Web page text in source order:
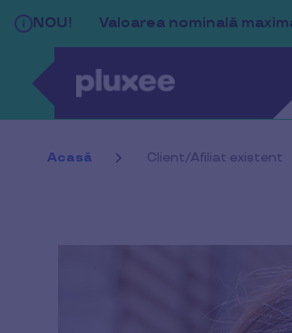
Sari la conținutul principal
Acasă Client/Afiliat existent
NOU! Valoarea nominală